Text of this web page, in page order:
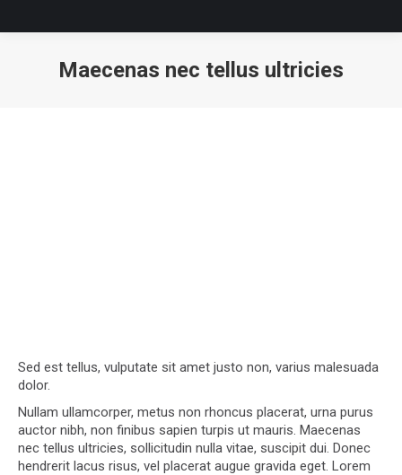
Maecenas nec tellus ultricies
Sed est tellus, vulputate sit amet justo non, varius malesuada
dolor.
Nullam ullamcorper, metus non rhoncus placerat, urna purus
auctor nibh, non finibus sapien turpis ut mauris. Maecenas
nec tellus ultricies, sollicitudin nulla vitae, suscipit dui. Donec
hendrerit lacus risus, vel placerat augue gravida eget. Lorem